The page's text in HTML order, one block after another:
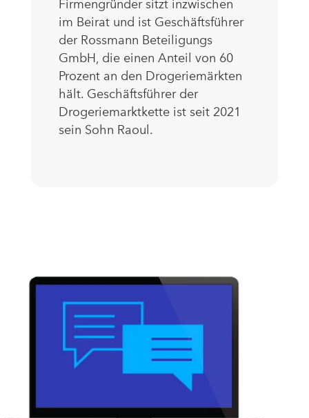
Firmengründer sitzt inzwischen
im Beirat und ist Geschäftsführer
der Rossmann Beteiligungs
GmbH, die einen Anteil von 60
Prozent an den Drogeriemärkten
hält. Geschäftsführer der
Drogeriemarktkette ist seit 2021
sein Sohn Raoul.